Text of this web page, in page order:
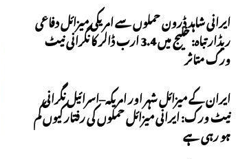
ایرانی شاہد ڈرون حملوں سے امریکی میزائل دفاعی
ریڈار تباہ: خلیج میں 3.4 ارب ڈالر کا نگرانی نیٹ
ورک متاثر
ایران کے میزائل شہر اور امریکہ–اسرائیل نگرانی
نیٹ ورک: ایرانی میزائل حملوں کی رفتار کیوں کم
ہو رہی ہے